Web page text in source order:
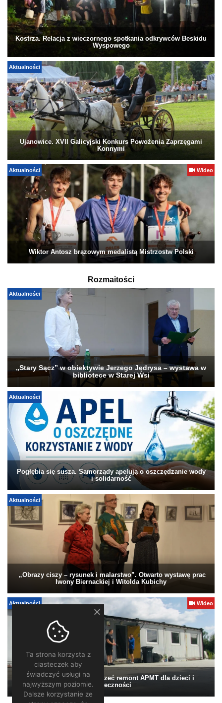
Kostrza. Relacja z wieczornego spotkania odkrywców Beskidu
Wyspowego
Aktualności
Ujanowice. XVII Galicyjski Konkurs Powożenia Zaprzęgami
Konnymi
Aktualności Wideo
Wiktor Antosz brązowym medalistą Mistrzostw Polski
Rozmaitości
Aktualności
„Stary Sącz” w obiektywie Jerzego Jędrysa – wystawa w
bibliotece w Starej Wsi
Aktualności
Pogłębia się susza. Samorządy apelują o oszczędzanie wody
i solidarność
Aktualności
„Obrazy ciszy – rysunek i malarstwo”. Otwarto wystawę prac
Iwony Biernackiej i Witolda Kubichy
Aktualności Wideo
Pomagamy. Warto wesprzeć remont APMT dla dzieci i
społeczności
Ta strona korzysta z
ciasteczek aby
świadczyć usługi na
najwyższym poziomie.
Dalsze korzystanie ze